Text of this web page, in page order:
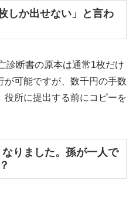
しか出せない」と言わ
診断書の原本は通常1枚だけ
が可能ですが、数千円の手数
所に提出する前にコピーを
りました。孫が一人で